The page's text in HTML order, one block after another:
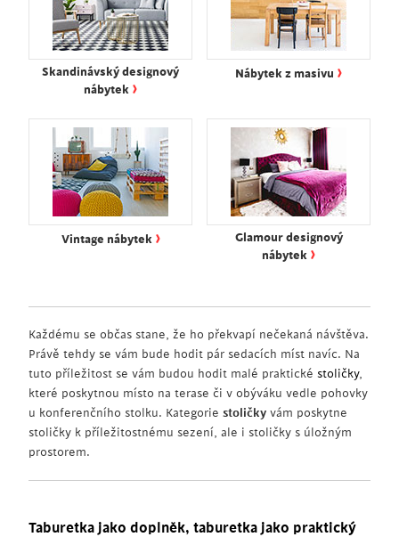
Skandinávský designový
nábytek ›
Nábytek z masivu ›
Vintage nábytek ›
Glamour designový
nábytek ›
Každému se občas stane, že ho překvapí nečekaná návštěva.
Právě tehdy se vám bude hodit pár sedacích míst navíc. Na
tuto příležitost se vám budou hodit malé praktické stoličky,
které poskytnou místo na terase či v obýváku vedle pohovky
u konferenčního stolku. Kategorie stoličky vám poskytne
stoličky k příležitostnému sezení, ale i stoličky s úložným
prostorem.
Taburetka jako doplněk, taburetka jako praktický